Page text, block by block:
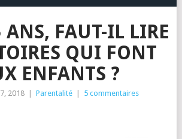
FAUT-IL LIRE
QUI FONT
ENFANTS ?
2018 Parentalité 5 commentaires